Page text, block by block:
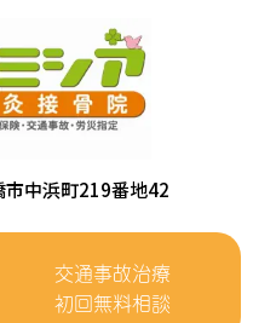
中浜町219番地42
交通事故治療
初回無料相談